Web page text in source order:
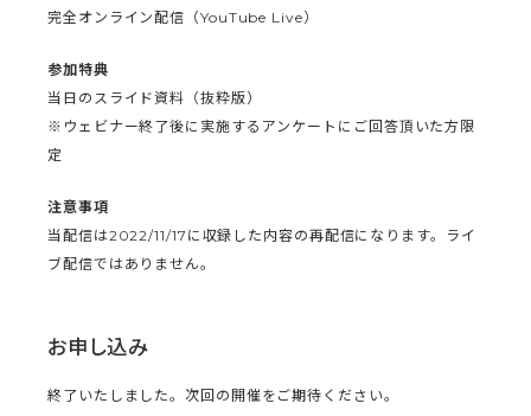
完全オンライン配信（YouTube Live）
参加特典
当日のスライド資料（抜粋版）
※ウェビナー終了後に実施するアンケートにご回答頂いた方限
定
注意事項
当配信は2022/11/17に収録した内容の再配信になります。ライ
ブ配信ではありません。
お申し込み
終了いたしました。次回の開催をご期待ください。